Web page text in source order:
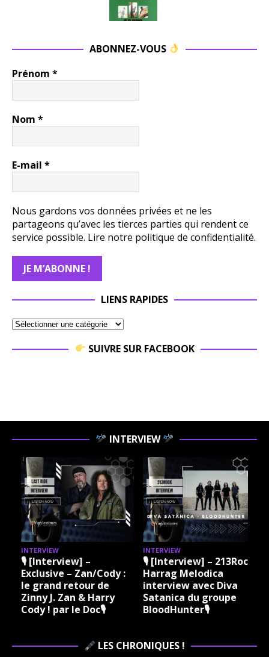
ABONNEZ-VOUS
Prénom *
Nom *
E-mail *
Nous gardons vos données privées et ne les
partageons qu’avec les tierces parties qui rendent ce
service possible. Lire notre politique de confidentialité.
LIENS RAPIDES
SUIVRE SUR FACEBOOK
INTERVIEW
INTERVIEW
🎙 [Interview] –
Exclusive – Zan/Cody :
le grand retour de
Zinny J. Zan & Harry
Cody ! par le Doc🎙
INTERVIEW
🎙 [Interview] – 213Rock
Harrag Melodica
interview avec Diva
Satanica du groupe
BloodHunter🎙
LES CHRONIQUES !